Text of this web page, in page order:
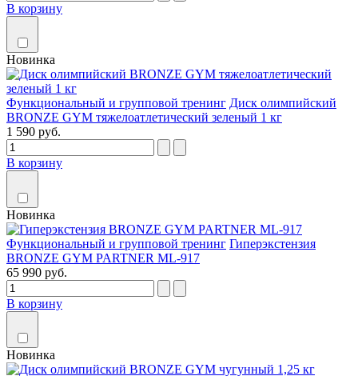
В корзину
Новинка
Функциональный и групповой тренинг Диск олимпийский
BRONZE GYM тяжелоатлетический зеленый 1 кг
1 590 руб.
В корзину
Новинка
Функциональный и групповой тренинг Гиперэкстензия
BRONZE GYM PARTNER ML-917
65 990 руб.
В корзину
Новинка